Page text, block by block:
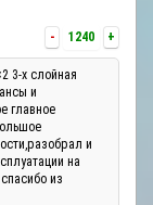
- 1240 +
3-х слойная
и
главное
и
на
из